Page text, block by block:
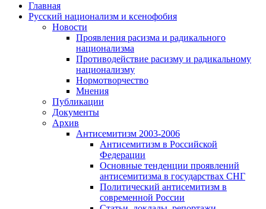
Главная
Русский национализм и ксенофобия
Новости
Проявления расизма и радикального
национализма
Противодействие расизму и радикальному
национализму
Нормотворчество
Мнения
Публикации
Документы
Архив
Антисемитизм 2003-2006
Антисемитизм в Российской
Федерации
Основные тенденции проявлений
антисемитизма в государствах СНГ
Политический антисемитизм в
современной России